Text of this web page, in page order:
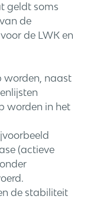
geldt soms
de
de LWK en
worden, naast
worden in het
(actieve
de stabiliteit